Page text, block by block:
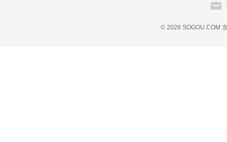
© 2026 SOGOU.COM